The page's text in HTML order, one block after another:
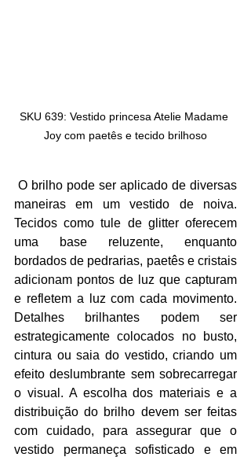
SKU 639: Vestido princesa Atelie Madame
Joy com paetês e tecido brilhoso
maneiras em um vestido de noiva.
Tecidos como tule de glitter oferecem
uma base reluzente, enquanto
bordados de pedrarias, paetês e cristais
adicionam pontos de luz que capturam
e refletem a luz com cada movimento.
Detalhes brilhantes podem ser
estrategicamente colocados no busto,
cintura ou saia do vestido, criando um
efeito deslumbrante sem sobrecarregar
o visual. A escolha dos materiais e a
distribuição do brilho devem ser feitas
com cuidado, para assegurar que o
vestido permaneça sofisticado e em